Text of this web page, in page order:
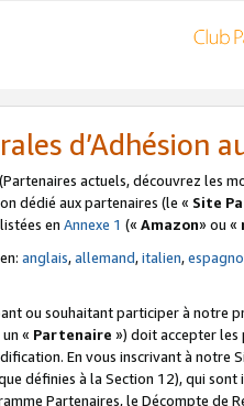
d’Adhésion
(Partenaires actuels, découvrez les
dédié aux partenaires (le « Site
en Annexe 1 (« Amazon» ou «
anglais,allemand,italien,
ou souhaitant participer à notre
« Partenaire ») doit accepter les
En vous inscrivant à notre
définies à la Section 12), qui
Partenaires, le Décompte de